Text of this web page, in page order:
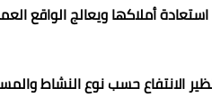
أملاكها ويعالج الواقع
الانتفاع حسب نوع النشاط